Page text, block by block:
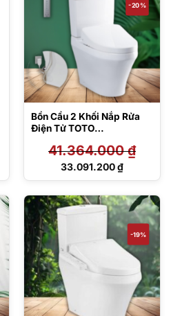
-20%
Bồn Cầu 2 Khối Nắp Rửa
Điện Tử TOTO
41.364.000₫
Giá
41.364.000 ₫.
33.091.200₫
Giá
tại
là:
33.091.200 ₫.
-19%